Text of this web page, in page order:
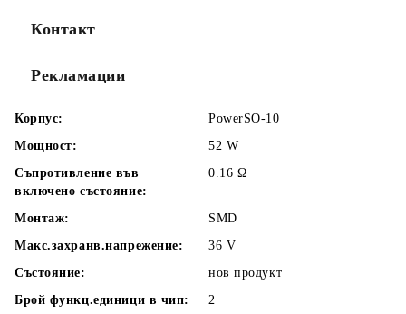
Контакт
Рекламации
Корпус:
PowerSO-10
Мощност:
52 W
Съпротивление във
включено състояние:
0.16 Ω
Монтаж:
SMD
Макс.захранв.напрежение:
36 V
Състояние:
нов продукт
Брой функц.единици в чип:
2